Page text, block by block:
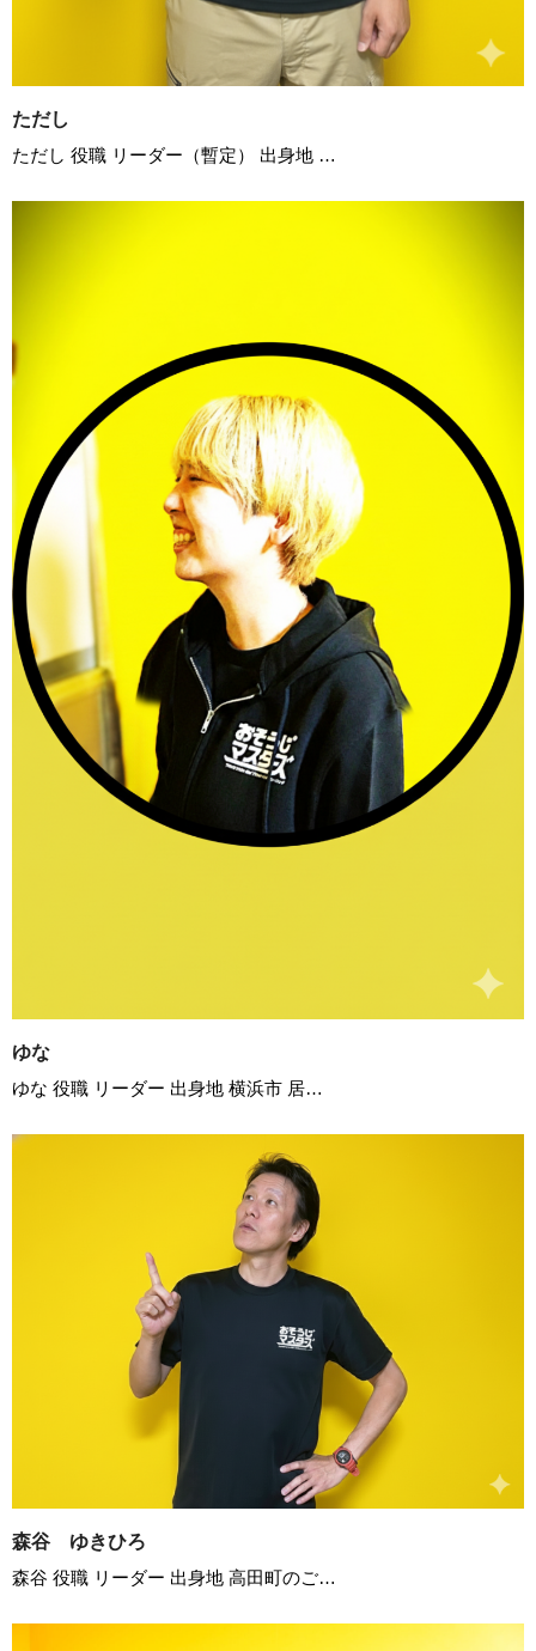
ただし
ただし 役職 リーダー（暫定） 出身地 …
ゆな
ゆな 役職 リーダー 出身地 横浜市 居…
森谷 ゆきひろ
森谷 役職 リーダー 出身地 高田町のご…